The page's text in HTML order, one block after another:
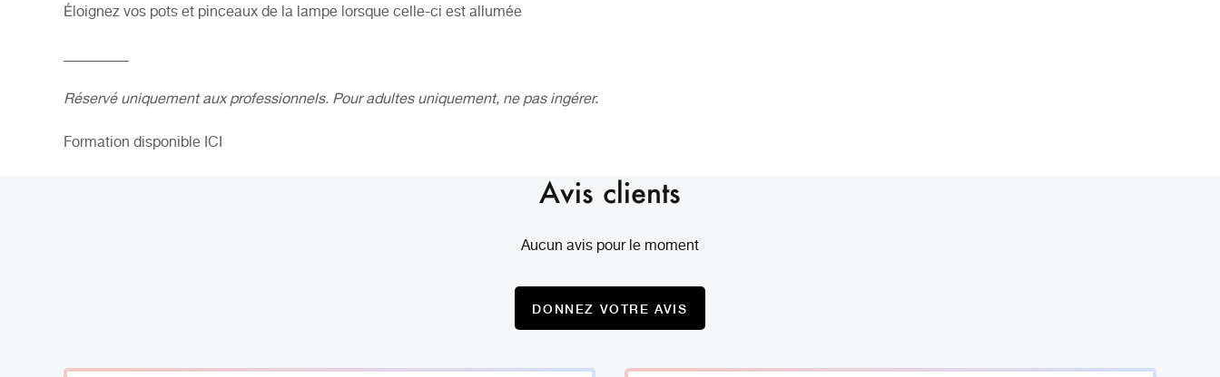
Éloignez vos pots et pinceaux de la lampe lorsque celle-ci est allumée
_________
Réservé uniquement aux professionnels. Pour adultes uniquement, ne pas ingérer.
Formation disponible ICI
Avis clients
Aucun avis pour le moment
DONNEZ VOTRE AVIS